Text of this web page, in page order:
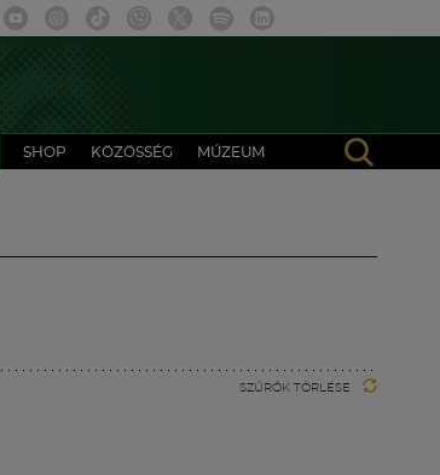
SHOP KÖZÖSSÉG MÚZEUM
SZŰRŐK TÖRLÉSE